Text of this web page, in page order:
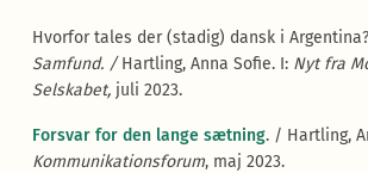
Hvorfor tales der (stadig) dansk i Argentina?
Samfund. /Hartling, Anna Sofie. I: Nyt fra
Selskabet,juli 2023.
Forsvar for den lange sætning. / Hartling,
Kommunikationsforum, maj 2023.